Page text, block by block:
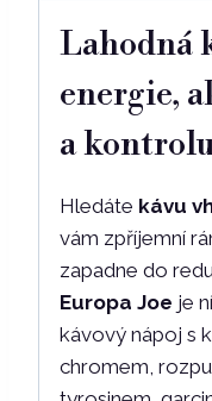
Lahodná
energie,
a
Hledáte kávu
vám zpříjemní
zapadne do
Europa Joe je
kávový nápoj s
chromem,